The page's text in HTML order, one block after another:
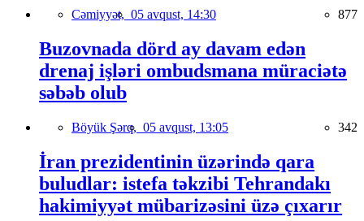
Cəmiyyət, 05 avqust, 14:30 877
Buzovnada dörd ay davam edən
drenaj işləri ombudsmana müraciətə
səbəb olub
Böyük Şərq, 05 avqust, 13:05 342
İran prezidentinin üzərində qara
buludlar: istefa təkzibi Tehrandakı
hakimiyyət mübarizəsini üzə çıxarır